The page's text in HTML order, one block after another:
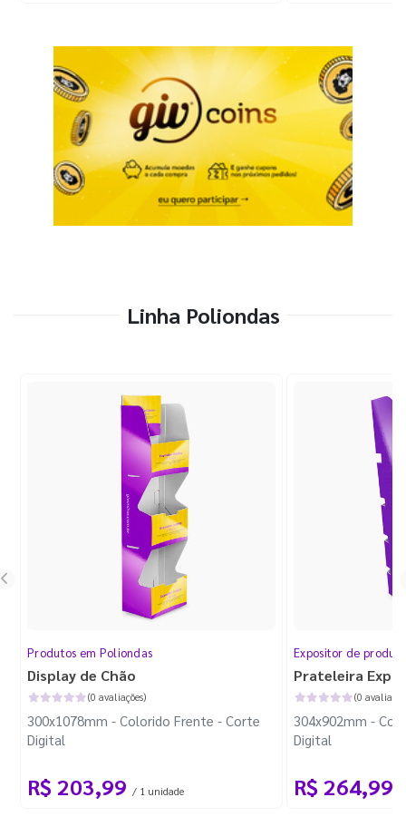
Linha Poliondas
Produtos em Poliondas
Display de Chão
(0 avaliações)
300x1078mm - Colorido Frente - Corte
Digital
R$ 203,99 / 1 unidade
Expositor de
Prateleira
(0
304x902mm -
Digital
R$ 264,99